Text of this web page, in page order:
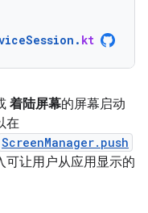
. kt
着陆屏幕的屏幕启动
在
ScreenManager.push
可让用户从应用显示的